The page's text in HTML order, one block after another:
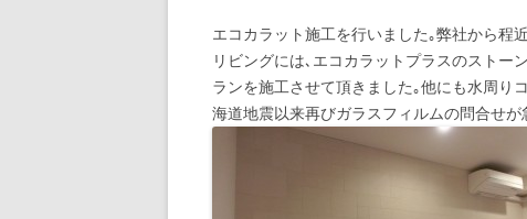
エコカラット施工を行いました｡弊社から程
リビングには､エコカラットプラスのスト
ランを施工させて頂きました｡他にも水周り
海道地震以来再びガラスフィルムの問合せが